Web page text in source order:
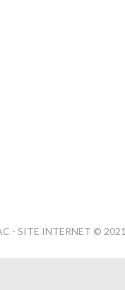
- SITE INTERNET © 2021